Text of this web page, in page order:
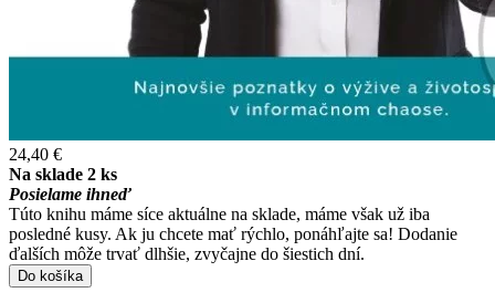
24,40 €
Na sklade 2 ks
Posielame ihneď
Túto knihu máme síce aktuálne na sklade, máme však už iba
posledné kusy. Ak ju chcete mať rýchlo, ponáhľajte sa! Dodanie
ďalších môže trvať dlhšie, zvyčajne do šiestich dní.
Do košíka